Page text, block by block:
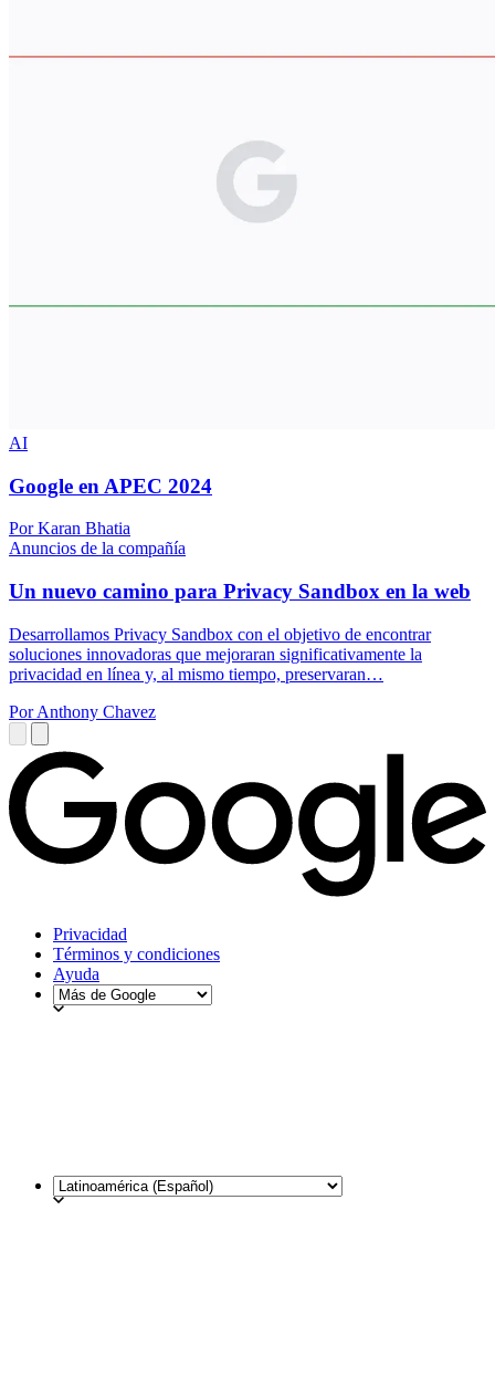
AI
Google en APEC 2024
Por Karan Bhatia
Anuncios de la compañía
Un nuevo camino para Privacy Sandbox en la web
Desarrollamos Privacy Sandbox con el objetivo de encontrar
soluciones innovadoras que mejoraran significativamente la
privacidad en línea y, al mismo tiempo, preservaran…
Por Anthony Chavez
Privacidad
Términos y condiciones
Ayuda